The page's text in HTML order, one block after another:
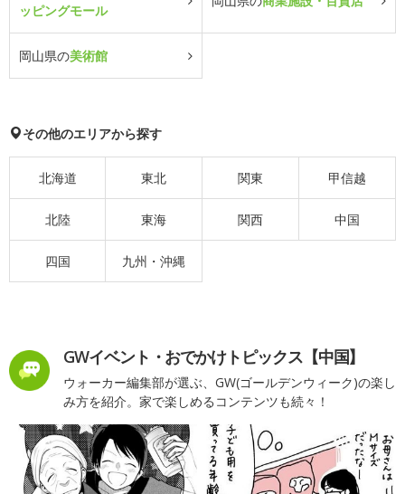
ッピングモール
岡山県の美術館
その他のエリアから探す
北海道 東北 関東 甲信越
北陸 東海 関西 中国
四国 九州・沖縄
GWイベント・おでかけトピックス【中国】
ウォーカー編集部が選ぶ、GW(ゴールデンウィーク)の楽し
み方を紹介。家で楽しめるコンテンツも続々！